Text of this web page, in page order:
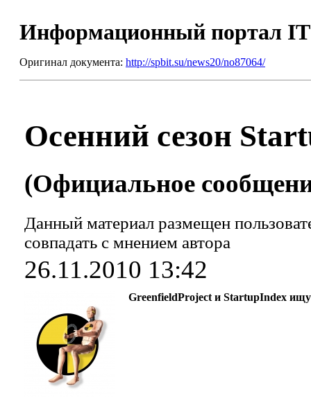
Информационный портал
Оригинал документа: http://spbit.su/news20/no87064/
Осенний сезон
(Официальное
Данный материал размещен
совпадать с мнением автора
26.11.2010 13:42
GreenfieldProject и StartupIndex